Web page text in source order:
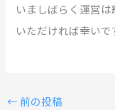
いましばらく運営
いただければ幸いで
← 前の投稿